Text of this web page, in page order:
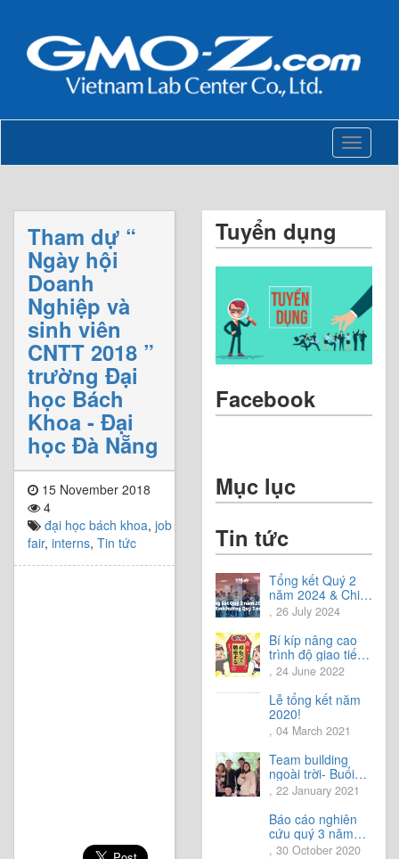
Toggle
Tham dự “
Ngày hội
Doanh
Nghiệp và
sinh viên
CNTT 2018 ”
trường Đại
học Bách
Khoa - Đại
học Đà Nẵng
15 November 2018
4
đại học bách khoa, job
fair, interns, Tin tức
Tuyển dụng
Facebook
Mục lục
Tin tức
Tổng kết Quý 2
năm 2024 & Chia
sẻ định hướng
Quý 3 năm 2024
, 26 July 2024
Bí kíp nâng cao
trình độ giao tiếp
tiếng Nhật.
, 24 June 2022
Lễ tổng kết năm
2020!
, 04 March 2021
Team building
ngoài trời- Buổi
trải nghiệm tuyệt
vời.
, 22 January 2021
Báo cáo nghiên
cứu quý 3 năm
2020
, 30 October 2020